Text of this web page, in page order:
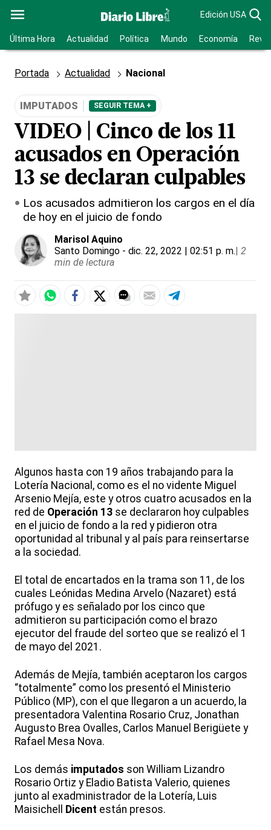
Edición USA
Última Hora Actualidad Política Mundo Economía
Portada Actualidad Nacional
IMPUTADOS SEGUIR TEMA +
VIDEO | Cinco de los 11
acusados en Operación
13 se declaran culpables
Los acusados admitieron los cargos en el día
de hoy en el juicio de fondo
Marisol Aquino
Santo Domingo - dic. 22, 2022 | 02:51 p. m.| 2
min de lectura
Algunos hasta con 19 años trabajando para la
Lotería Nacional, como es el no vidente Miguel
Arsenio Mejía, este y otros cuatro acusados en la
red de Operación 13 se declararon hoy culpables
en el juicio de fondo a la red y pidieron otra
oportunidad al tribunal y al país para reinsertarse
a la sociedad.
El total de encartados en la trama son 11, de los
cuales Leónidas Medina Arvelo (Nazaret) está
prófugo y es señalado por los cinco que
admitieron su participación como el brazo
ejecutor del fraude del sorteo que se realizó el 1
de mayo del 2021.
Además de Mejía, también aceptaron los cargos
“totalmente” como los presentó el Ministerio
Público (MP), con el que llegaron a un acuerdo, la
presentadora Valentina Rosario Cruz, Jonathan
Augusto Brea Ovalles, Carlos Manuel Berigüete y
Rafael Mesa Nova.
Los demás imputados son William Lizandro
Rosario Ortiz y Eladio Batista Valerio, quienes
junto al exadministrador de la Lotería, Luis
Maisichell
Dicent están presos.